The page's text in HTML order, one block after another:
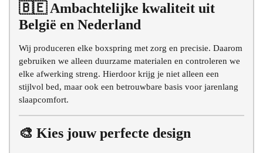
🇧🇪 Ambachtelijke kwaliteit uit
België en Nederland
Wij produceren elke boxspring met zorg en precisie. Daarom
gebruiken we alleen duurzame materialen en controleren we
elke afwerking streng. Hierdoor krijg je niet alleen een
stijlvol bed, maar ook een betrouwbare basis voor jarenlang
slaapcomfort.
🎨 Kies jouw perfecte design